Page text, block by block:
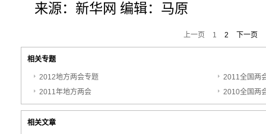
来源：新华网 编辑：马原
上一页 1 2 下一页
相关专题
2012地方两会专题
2011全国两
2011年地方两会
2010全国两
相关文章